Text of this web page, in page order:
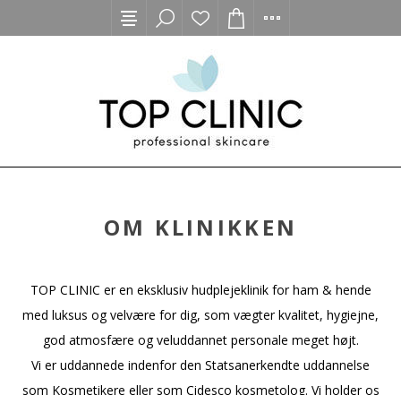
OM KLINIKKEN
TOP CLINIC er en eksklusiv hudplejeklinik for ham & hende
med luksus og velvære for dig, som vægter kvalitet, hygiejne,
god atmosfære og veluddannet personale meget højt.
Vi er uddannede indenfor den Statsanerkendte uddannelse
som Kosmetikere eller som Cidesco kosmetolog. Vi holder os